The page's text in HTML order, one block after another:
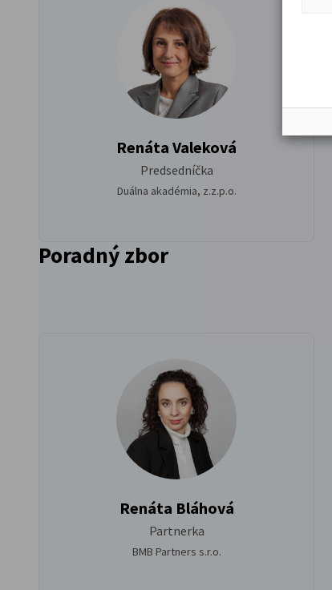
Renáta Valeková
Predsedníčka
Duálna akadémia, z.z.p.o.
Poradný zbor
Renáta Bláhová
Partnerka
BMB Partners s.r.o.